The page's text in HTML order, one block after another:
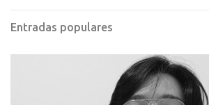
Entradas populares